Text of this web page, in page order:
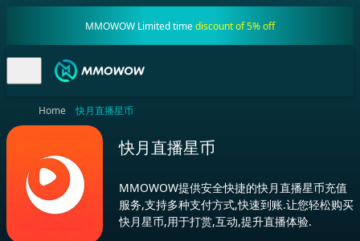
MMOWOW Limited timediscount of 5% off
Home 快月直播星币
快月直播星币
MMOWOW提供安全快捷的快月直播星币充值
服务,支持多种支付方式,快速到账.让您轻松购买
快月星币,用于打赏,互动,提升直播体验.